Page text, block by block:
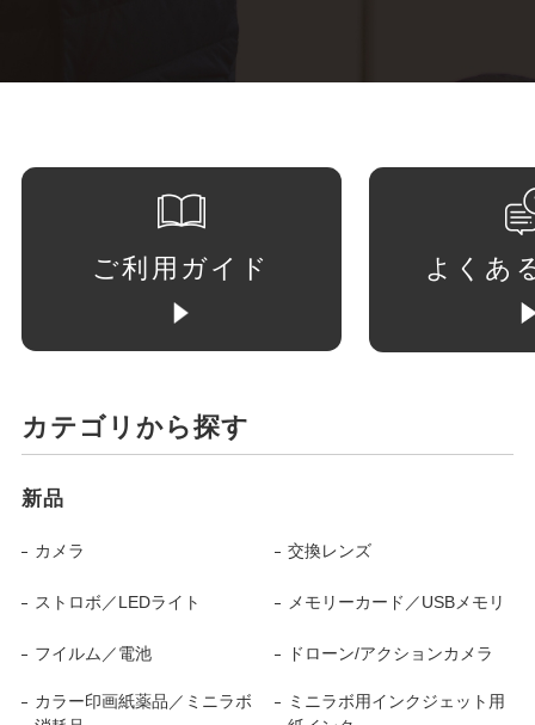
ご利用ガイド よくあ
カテゴリから探す
新品
カメラ 交換レンズ
ストロボ／LEDライト メモリーカード／USBメモリ
フイルム／電池 ドローン/アクションカメラ
カラー印画紙薬品／ミニラボ
ミニラボ用インクジェット用